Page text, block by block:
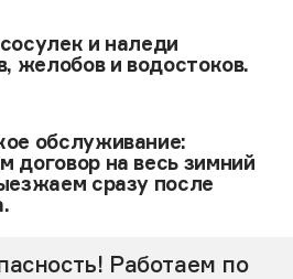
и наледи
желобов и водостоков.
обслуживание:
договор на весь зимний
сразу после
Работаем по